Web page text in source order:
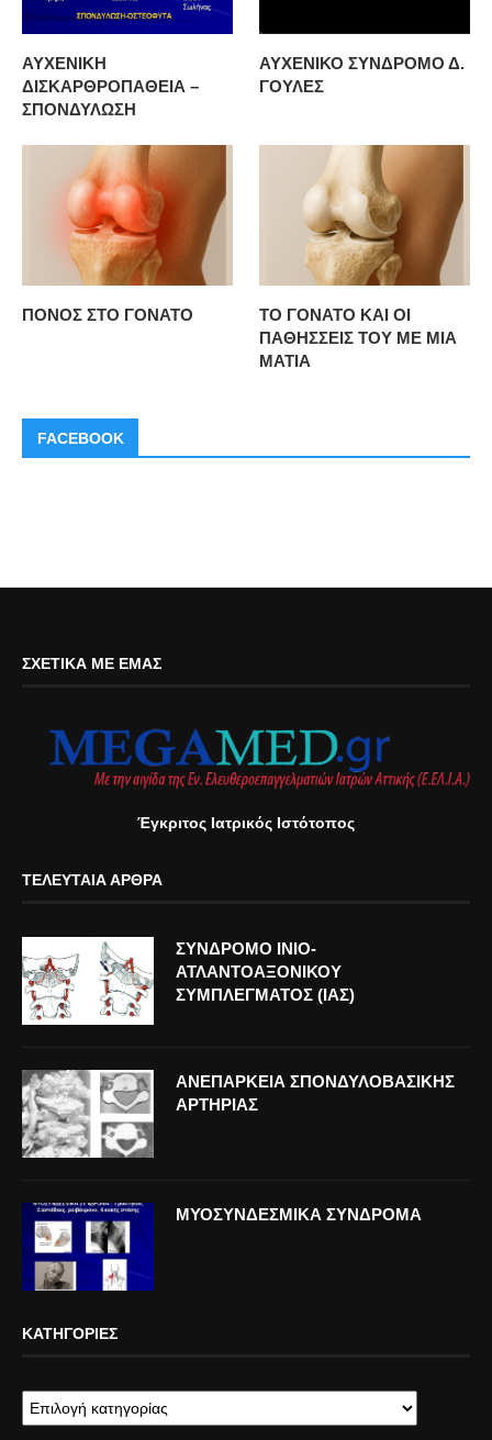
ΑΥΧΕΝΙΚΗ
ΔΙΣΚΑΡΘΡΟΠΑΘΕΙΑ –
ΣΠΟΝΔΥΛΩΣΗ
ΑΥΧΕΝΙΚΟ ΣΥΝΔΡΟΜΟ Δ.
ΓΟΥΛΕΣ
ΠΟΝΟΣ ΣΤΟ ΓΟΝΑΤΟ
ΤΟ ΓΟΝΑΤΟ ΚΑΙ ΟΙ
ΠΑΘΗΣΣΕΙΣ ΤΟΥ ΜΕ ΜΙΑ
ΜΑΤΙΑ
FACEBOOK
ΣΧΕΤΙΚΆ ΜΕ ΕΜΆΣ
Έγκριτος Ιατρικός Ιστότοπος
ΤΕΛΕΥΤΑΊΑ ΆΡΘΡΑ
ΣΥΝΔΡΟΜΟ ΙΝΙΟ-
ΑΤΛΑΝΤΟΑΞΟΝΙΚΟΥ
ΣΥΜΠΛΕΓΜΑΤΟΣ (ΙΑΣ)
ΑΝΕΠΑΡΚΕΙΑ ΣΠΟΝΔΥΛΟΒΑΣΙΚΗΣ
ΑΡΤΗΡΙΑΣ
ΜΥΟΣΥΝΔΕΣΜΙΚΑ ΣΥΝΔΡΟΜΑ
ΚΑΤΗΓΟΡΊΕΣ